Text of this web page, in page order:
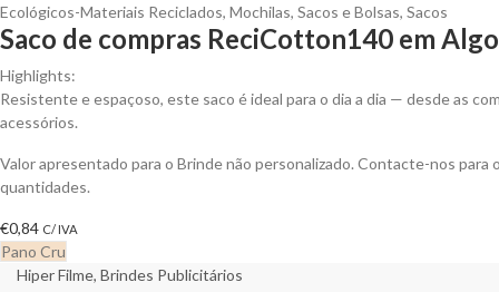
Ecológicos-Materiais Reciclados, Mochilas, Sacos e Bolsas, Sacos
Saco de compras ReciCotton140 em
Highlights:
Resistente e espaçoso, este saco é ideal para o dia a dia — desde as
acessórios.
Valor apresentado para o Brinde não personalizado. Contacte-nos
quantidades.
€0,84 C/ IVA
Pano Cru
Hiper Filme, Brindes Publicitários